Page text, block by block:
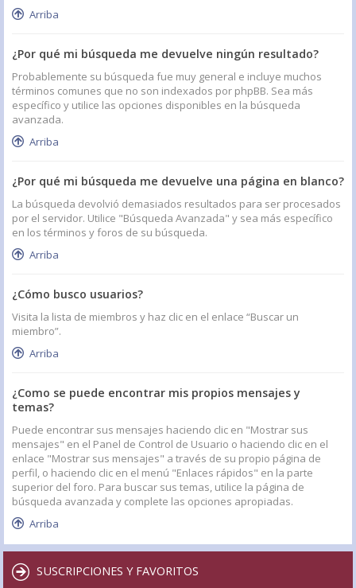
Arriba
¿Por qué mi búsqueda me devuelve ningún resultado?
Probablemente su búsqueda fue muy general e incluye muchos
términos comunes que no son indexados por phpBB. Sea más
específico y utilice las opciones disponibles en la búsqueda
avanzada.
Arriba
¿Por qué mi búsqueda me devuelve una página en blanco?
La búsqueda devolvió demasiados resultados para ser procesados
por el servidor. Utilice "Búsqueda Avanzada" y sea más específico
en los términos y foros de su búsqueda.
Arriba
¿Cómo busco usuarios?
Visita la lista de miembros y haz clic en el enlace “Buscar un
miembro”.
Arriba
¿Como se puede encontrar mis propios mensajes y
temas?
Puede encontrar sus mensajes haciendo clic en "Mostrar sus
mensajes" en el Panel de Control de Usuario o haciendo clic en el
enlace "Mostrar sus mensajes" a través de su propio página de
perfil, o haciendo clic en el menú "Enlaces rápidos" en la parte
superior del foro. Para buscar sus temas, utilice la página de
búsqueda avanzada y complete las opciones apropiadas.
Arriba
SUSCRIPCIONES Y FAVORITOS